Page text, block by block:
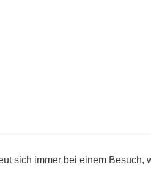
sich immer bei einem Besuch,